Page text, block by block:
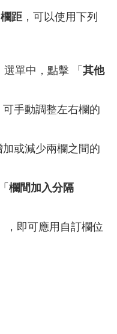
欄距 ，可以使用下列
選單中，點擊 「 其他
可手動調整左右欄的
加或減少兩欄之間的
欄間加入分隔
，即可應用自訂欄位